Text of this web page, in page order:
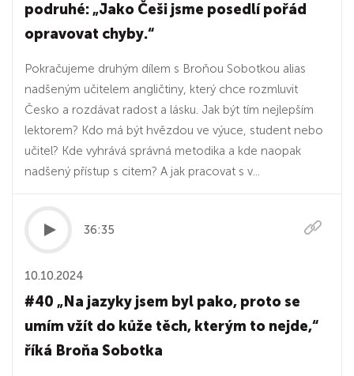
podruhé: „Jako Češi jsme posedlí pořád
opravovat chyby.“
Pokračujeme druhým dílem s Broňou Sobotkou alias
nadšeným učitelem angličtiny, který chce rozmluvit
Česko a rozdávat radost a lásku. Jak být tím nejlepším
lektorem? Kdo má být hvězdou ve výuce, student nebo
učitel? Kde vyhrává správná metodika a kde naopak
nadšený přístup s citem? A jak pracovat s v...
36:35
10.10.2024
#40 „Na jazyky jsem byl pako, proto se
umím vžít do kůže těch, kterým to nejde,“
říká Broňa Sobotka